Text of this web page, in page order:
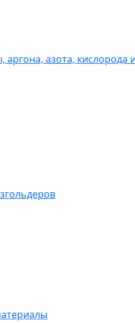
азота, кислорода